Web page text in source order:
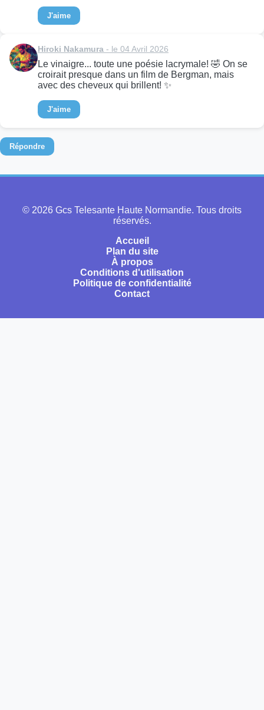
J'aime
Hiroki Nakamura - le 04 Avril 2026
Le vinaigre... toute une poésie lacrymale! 🤣 On se
croirait presque dans un film de Bergman, mais
avec des cheveux qui brillent! ✨
J'aime
Répondre
© 2026 Gcs Telesante Haute Normandie. Tous droits
réservés.
Accueil
Plan du site
À propos
Conditions d'utilisation
Politique de confidentialité
Contact